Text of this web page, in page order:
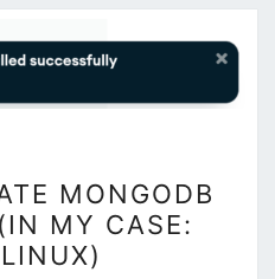
TO
UPDATE
MONGODB
MONGODB
MY CASE: